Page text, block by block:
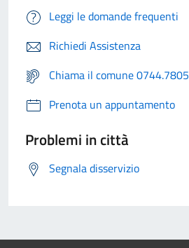
Leggi le domande frequenti
Richiedi Assistenza
Chiama il comune
Prenota un appuntamento
Problemi in città
Segnala disservizio